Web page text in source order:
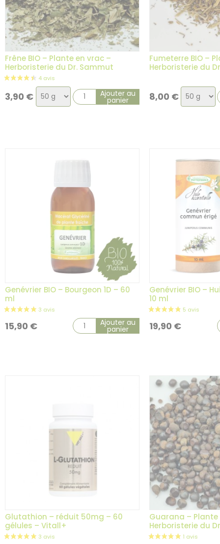
4 avis
Frêne BIO – Plante en vrac –
Herboristerie du Dr. Sammut
3,90 € Choix
de
Ajouter au
panier
Fumeterre BIO –
Herboristerie du
8,00 € Choix
de
Genévrier BIO – Bourgeon 1D – 60
ml
15,90 € Ajouter au
panier
Genévrier BIO –
10 ml
19,90 €
Glutathion – réduit 50mg – 60
gélules – Vitall+
Guarana – Plante
Herboristerie du